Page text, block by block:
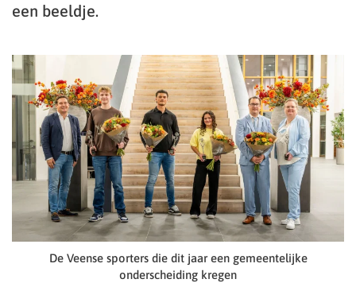
een beeldje.
De Veense sporters die dit jaar een gemeentelijke
onderscheiding kregen